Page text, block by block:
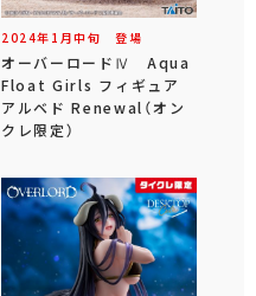
2024年 1 月中旬 登場
オーバーロードⅣ Aqua
Float Girls フィギュア
アルベド Renewal（オン
クレ限定）